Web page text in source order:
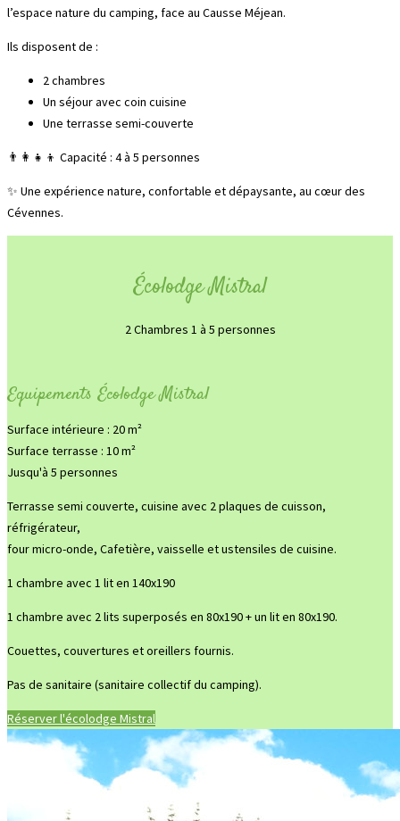
l’espace nature du camping, face au Causse Méjean.
Ils disposent de :
2 chambres
Un séjour avec coin cuisine
Une terrasse semi-couverte
👨‍👩‍👧‍👦 Capacité : 4 à 5 personnes
✨ Une expérience nature, confortable et dépaysante, au cœur des
Cévennes.
Écolodge Mistral
2 Chambres 1 à 5 personnes
Equipements Écolodge Mistral
Surface intérieure : 20 m²
Surface terrasse : 10 m²
Jusqu'à 5 personnes
Terrasse semi couverte, cuisine avec 2 plaques de cuisson,
réfrigérateur,
four micro-onde, Cafetière, vaisselle et ustensiles de cuisine.
1 chambre avec 1 lit en 140x190
1 chambre avec 2 lits superposés en 80x190 + un lit en 80x190.
Couettes, couvertures et oreillers fournis.
Pas de sanitaire (sanitaire collectif du camping).
Réserver l'écolodge Mistral